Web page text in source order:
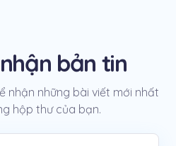
bản tin
nhận những bài viết mới nhất
hộp thư của bạn.